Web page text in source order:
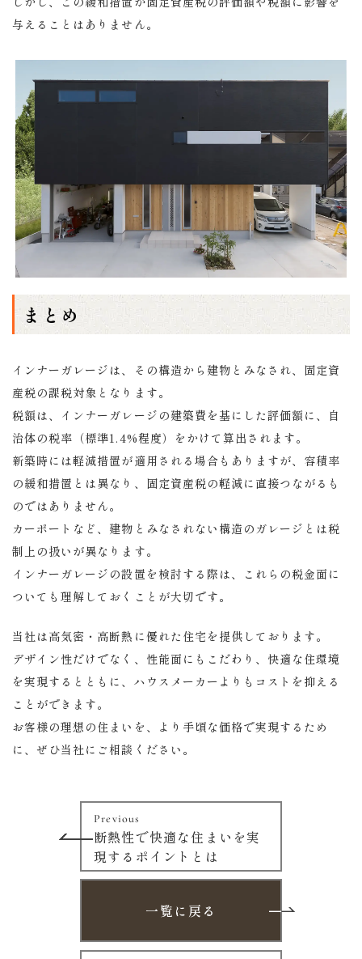
与えることはありません。
まとめ
インナーガレージは、その構造から建物とみなされ、固定資
産税の課税対象となります。
税額は、インナーガレージの建築費を基にした評価額に、自
治体の税率（標準1.4%程度）をかけて算出されます。
新築時には軽減措置が適用される場合もありますが、容積率
の緩和措置とは異なり、固定資産税の軽減に直接つながるも
のではありません。
カーポートなど、建物とみなされない構造のガレージとは税
制上の扱いが異なります。
インナーガレージの設置を検討する際は、これらの税金面に
ついても理解しておくことが大切です。
当社は高気密・高断熱に優れた住宅を提供しております。
デザイン性だけでなく、性能面にもこだわり、快適な住環境
を実現するとともに、ハウスメーカーよりもコストを抑える
ことができます。
お客様の理想の住まいを、より手頃な価格で実現するため
に、ぜひ当社にご相談ください。
Previous
断熱性で快適な住まいを実
現するポイントとは
一覧に戻る